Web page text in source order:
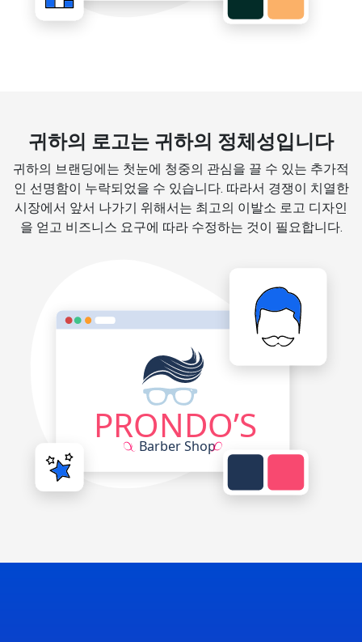
귀하의 로고는 귀하의 정체성입니다
귀하의 브랜딩에는 첫눈에 청중의 관심을 끌 수 있는 추가적
인 선명함이 누락되었을 수 있습니다. 따라서 경쟁이 치열한
시장에서 앞서 나가기 위해서는 최고의 이발소 로고 디자인
을 얻고 비즈니스 요구에 따라 수정하는 것이 필요합니다.